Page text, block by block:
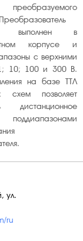
выполнен в
корпусе и
с верхними
10; 100 и 300 В.
на базе ТТЛ
схем позволяет
дистанционное
поддиапазонами
ru
ул.